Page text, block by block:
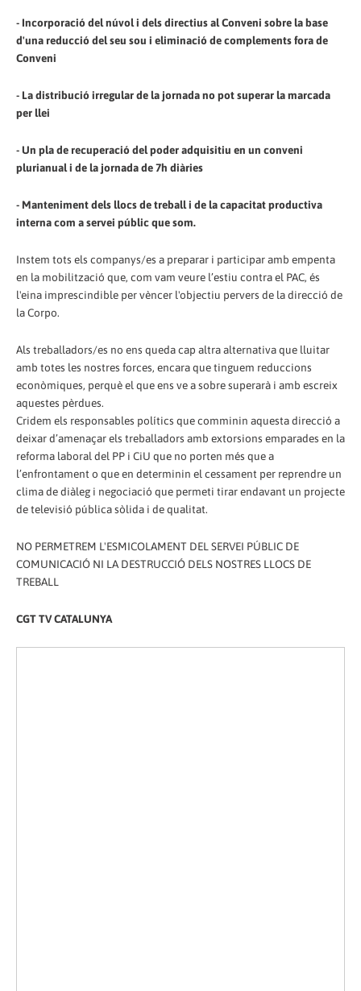
- Incorporació del núvol i dels directius al Conveni sobre la base
d'una reducció del seu sou i eliminació de complements fora de
Conveni
- La distribució irregular de la jornada no pot superar la marcada
per llei
- Un pla de recuperació del poder adquisitiu en un conveni
plurianual i de la jornada de 7h diàries
- Manteniment dels llocs de treball i de la capacitat productiva
interna com a servei públic que som.
Instem tots els companys/es a preparar i participar amb empenta
en la mobilització que, com vam veure l’estiu contra el PAC, és
l'eina imprescindible per vèncer l'objectiu pervers de la direcció de
la Corpo.
Als treballadors/es no ens queda cap altra alternativa que lluitar
amb totes les nostres forces, encara que tinguem reduccions
econòmiques, perquè el que ens ve a sobre superarà i amb escreix
aquestes pèrdues.
Cridem els responsables polítics que comminin aquesta direcció a
deixar d’amenaçar els treballadors amb extorsions emparades en la
reforma laboral del PP i CiU que no porten més que a
l’enfrontament o que en determinin el cessament per reprendre un
clima de diàleg i negociació que permeti tirar endavant un projecte
de televisió pública sòlida i de qualitat.
NO PERMETREM L'ESMICOLAMENT DEL SERVEI PÚBLIC DE
COMUNICACIÓ NI LA DESTRUCCIÓ DELS NOSTRES LLOCS DE
TREBALL
CGT TV CATALUNYA